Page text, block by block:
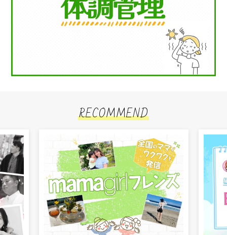
RECOMMEND